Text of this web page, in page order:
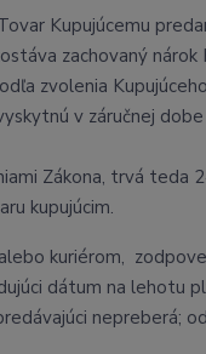
Kupujúcemu
zachovaný
zvolenia
v záručnej
Zákona, trvá teda
kupujúcim.
kuriérom,
dátum na lehotu
nepreberá;